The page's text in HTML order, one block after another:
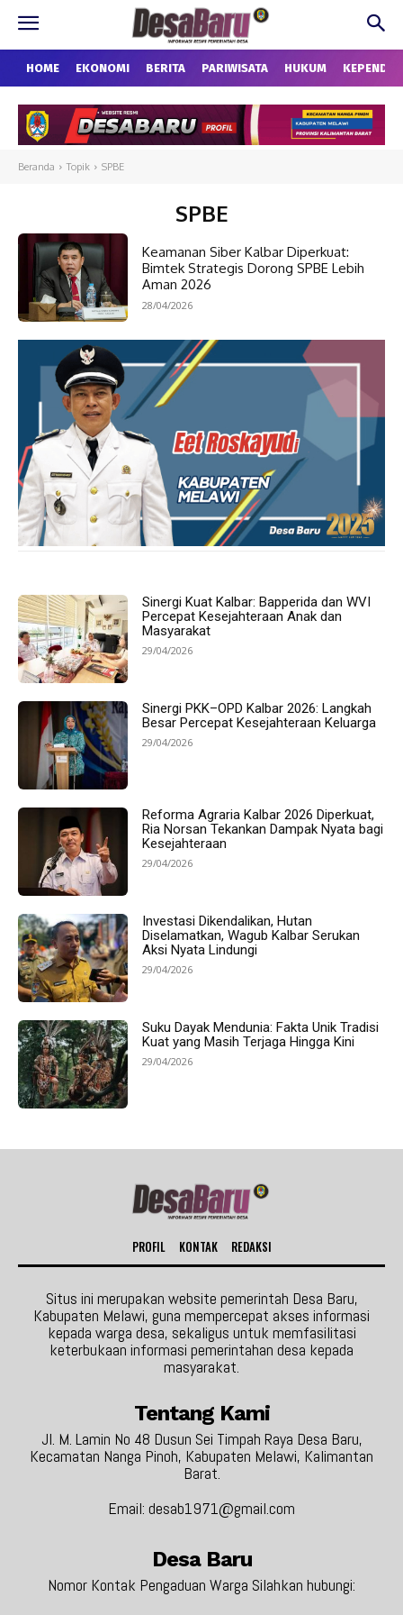
HOME EKONOMI BERITA PARIWISATA HUKUM
Beranda Topik SPBE
SPBE
Keamanan Siber Kalbar Diperkuat:
Bimtek Strategis Dorong SPBE Lebih
Aman 2026
28/04/2026
Sinergi Kuat Kalbar: Bapperida dan WVI
Percepat Kesejahteraan Anak dan
Masyarakat
29/04/2026
Sinergi PKK–OPD Kalbar 2026: Langkah
Besar Percepat Kesejahteraan Keluarga
29/04/2026
Reforma Agraria Kalbar 2026 Diperkuat,
Ria Norsan Tekankan Dampak Nyata bagi
Kesejahteraan
29/04/2026
Investasi Dikendalikan, Hutan
Diselamatkan, Wagub Kalbar Serukan
Aksi Nyata Lindungi
29/04/2026
Suku Dayak Mendunia: Fakta Unik Tradisi
Kuat yang Masih Terjaga Hingga Kini
29/04/2026
PROFIL KONTAK REDAKSI
Situs ini merupakan website pemerintah Desa Baru,
Kabupaten Melawi, guna mempercepat akses informasi
kepada warga desa, sekaligus untuk memfasilitasi
keterbukaan informasi pemerintahan desa kepada
masyarakat.
Tentang Kami
Jl. M. Lamin No 48 Dusun Sei Timpah Raya Desa Baru,
Kecamatan Nanga Pinoh, Kabupaten Melawi, Kalimantan
Barat.
Email: desab1971@gmail.com
Desa Baru
Nomor Kontak Pengaduan Warga Silahkan hubungi: